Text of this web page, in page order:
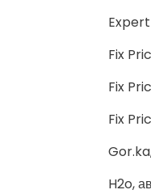
Fix
Fix
Fix
H2o,